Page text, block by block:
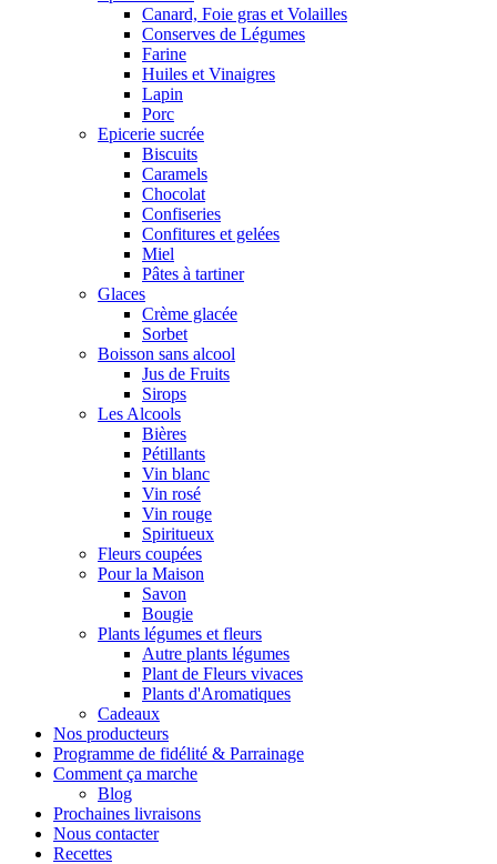
Canard, Foie gras et Volailles
Conserves de Légumes
Farine
Huiles et Vinaigres
Lapin
Porc
Epicerie sucrée
Biscuits
Caramels
Chocolat
Confiseries
Confitures et gelées
Miel
Pâtes à tartiner
Glaces
Crème glacée
Sorbet
Boisson sans alcool
Jus de Fruits
Sirops
Les Alcools
Bières
Pétillants
Vin blanc
Vin rosé
Vin rouge
Spiritueux
Fleurs coupées
Pour la Maison
Savon
Bougie
Plants légumes et fleurs
Autre plants légumes
Plant de Fleurs vivaces
Plants d'Aromatiques
Cadeaux
Nos producteurs
Programme de fidélité & Parrainage
Comment ça marche
Blog
Prochaines livraisons
Nous contacter
Recettes